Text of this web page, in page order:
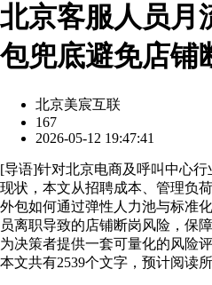
北京客服人员月
包兜底避免店铺
北京美宸互联
167
2026-05-12 19:47:41
[导语]针对北京电商及呼叫中心
现状，本文从招聘成本、管理负
外包如何通过弹性人力池与标准
员离职导致的店铺断岗风险，保
为决策者提供一套可量化的风险评
本文共有2539个文字，预计阅读